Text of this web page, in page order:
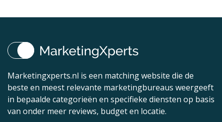
Marketingxperts.nl is een matching website die de
beste en meest relevante marketingbureaus weergeeft
in bepaalde categorieën en specifieke diensten op basis
van onder meer reviews, budget en locatie.